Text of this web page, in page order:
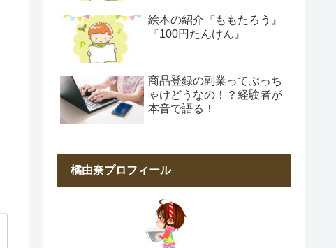
絵本の紹介『ももたろう』
『100円たんけん』
商品登録の副業ってぶっち
ゃけどうなの！？経験者が
本音で語る！
橘由奈プロフィール